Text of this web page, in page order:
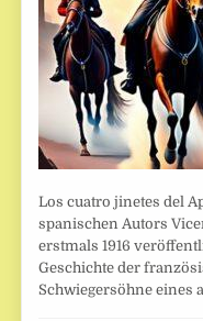
Los cuatro jinetes del
spanischen Autors
erstmals 1916
Geschichte der
Schwiegersöhne